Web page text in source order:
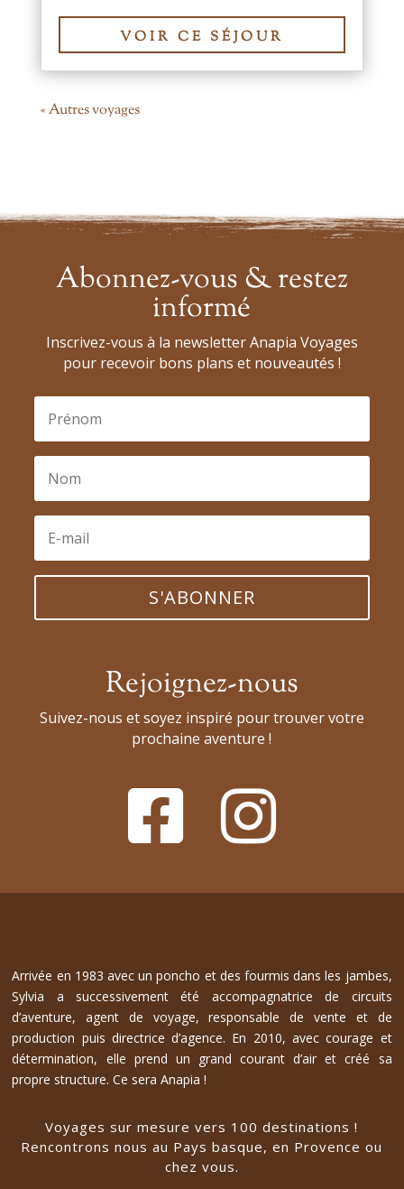
VOIR CE SÉJOUR
« Autres voyages
Abonnez-vous & restez
informé
Inscrivez-vous à la newsletter Anapia Voyages
pour recevoir bons plans et nouveautés !
S'ABONNER
Rejoignez-nous
Suivez-nous et soyez inspiré pour trouver votre
prochaine aventure !
Arrivée en 1983 avec un poncho et des fourmis dans les jambes,
Sylvia a successivement été accompagnatrice de circuits
d’aventure, agent de voyage, responsable de vente et de
production puis directrice d’agence. En 2010, avec courage et
détermination, elle prend un grand courant d’air et créé sa
propre structure. Ce sera Anapia !
Voyages sur mesure vers 100 destinations !
Rencontrons nous au Pays basque, en Provence ou
chez vous.